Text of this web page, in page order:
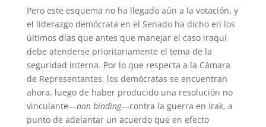
Pero este esquema no ha llegado aún a la votación, y
el liderazgo demócrata en el Senado ha dicho en los
últimos días que antes que manejar el caso iraquí
debe atenderse prioritariamente el tema de la
seguridad interna. Por lo que respecta a la Cámara
de Representantes, los demócratas se encuentran
ahora, luego de haber producido una resolución no
vinculante—non binding—contra la guerra en Irak, a
punto de adelantar un acuerdo que en efecto